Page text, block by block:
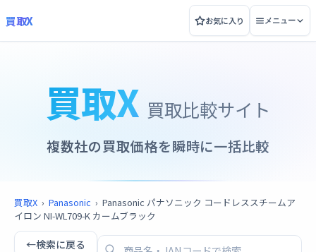
買取X お気に入り メニュー
買取X 買取比較サイト
複数社の買取価格を瞬時に一括比較
買取X › Panasonic › Panasonic パナソニック コードレススチームア
イロン NI-WL709-K カームブラック
←検索に戻る